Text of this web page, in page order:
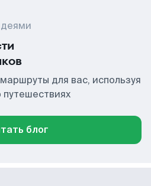
для вас, используя
путешествиях
блог